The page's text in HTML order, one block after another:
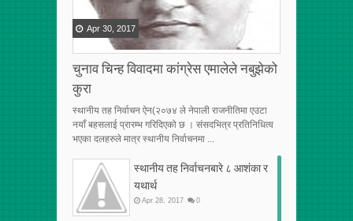
चुनाव चिन्ह विवादमा कांग्रेस एमालेले नबुझेको
कुरा
Apr 30 2017
स्थानीय तह निर्वाचन ऐन(२०७४ ले नेपाली राजनीतिमा एउटा
नयाँ बहसलाई प्रारम्भ गरिदिएको छ । संसदभित्र प्रतिनिधित्व
भएका दलहरुले मात्र स्थानीय निर्वाचनमा ...
स्थानीय तह निर्वाचनबारे ८ आशंका र
यथार्थ
Apr 28 2017 0